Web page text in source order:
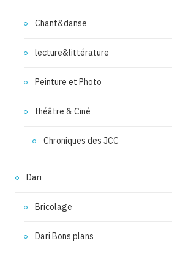
Chant&danse
lecture&littérature
Peinture et Photo
théâtre & Ciné
Chroniques des JCC
Dari
Bricolage
Dari Bons plans